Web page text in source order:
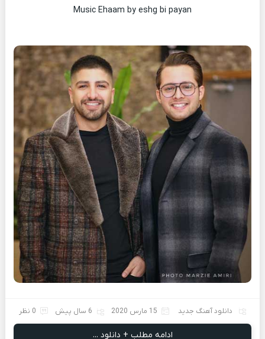
Music Ehaam by eshg bi payan
دانلود آهنگ جدید 15 مارس 2020 6 سال پیش 0 نظر
ادامه مطلب + دانلود ...